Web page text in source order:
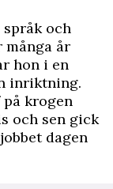
och
många år
hon i en
inriktning.
på krogen
och sen gick
dagen